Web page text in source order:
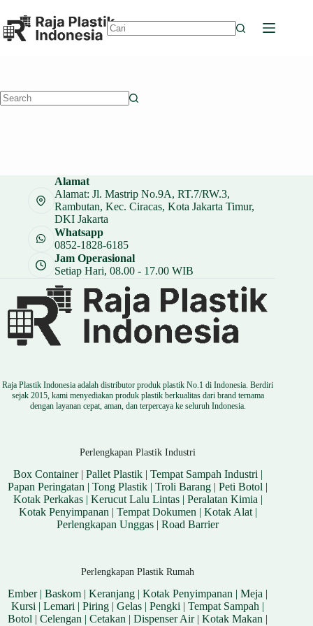
to
content
Alamat
Alamat: Jl. Mastrip No.9A, RT.7/RW.3,
Rambutan, Kec. Ciracas, Kota Jakarta Timur,
DKI Jakarta
Whatsapp
0852-1828-6185
Jam Operasional
Setiap Hari, 08.00 - 17.00 WIB
Raja Plastik Indonesia adalah distributor produk plastik No.1 di Indonesia. Berdiri
sejak 2015, kami menyediakan produk plastik berkualitas dari brand ternama
dengan layanan cepat, aman, dan terpercaya ke seluruh Indonesia.
Perlengkapan Plastik Industri
Box Container| Pallet Plastik| Tempat Sampah Industri |
Papan Peringatan |Tong Plastik |Troli Barang |Peti Botol |
Kotak Perkakas| Kerucut Lalu Lintas| Peralatan Kimia |
Kotak Penyimpanan | Tempat Dokumen | Kotak Alat|
Perlengkapan Unggas |Road Barrier
Perlengkapan Plastik Rumah
Ember|Baskom |Keranjang |Kotak Penyimpanan |Meja |
Kursi |Lemari |Piring |Gelas |Pengki |Tempat Sampah |
Botol |Celengan |Cetakan |Dispenser Air|Kotak Makan |